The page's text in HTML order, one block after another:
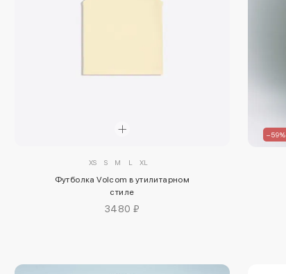
XS S M L XL
Футболка Volcom в утилитарном
стиле
3480 ₽
–59%